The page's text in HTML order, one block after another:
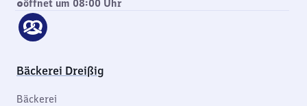
öffnet um 08:00 Uhr
Bäckerei Dreißig
Bäckerei